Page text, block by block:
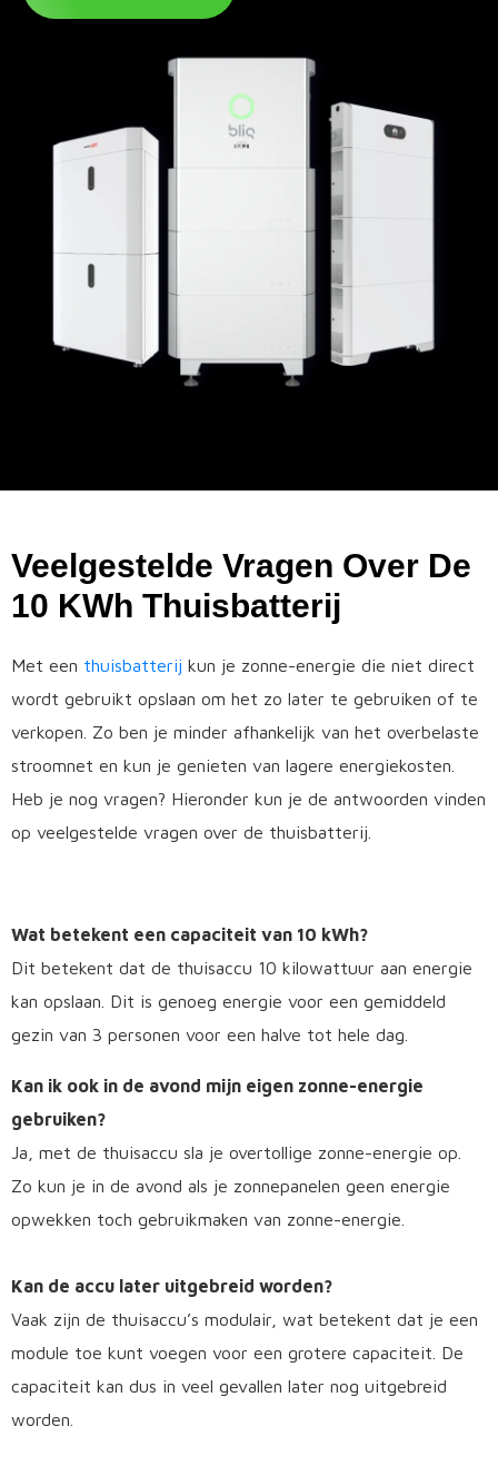
Veelgestelde Vragen Over De
10 KWh Thuisbatterij
Met een thuisbatterij kun je zonne-energie die niet direct
wordt gebruikt opslaan om het zo later te gebruiken of te
verkopen. Zo ben je minder afhankelijk van het overbelaste
stroomnet en kun je genieten van lagere energiekosten.
Heb je nog vragen? Hieronder kun je de antwoorden vinden
op veelgestelde vragen over de thuisbatterij.
Wat betekent een capaciteit van 10 kWh?
Dit betekent dat de thuisaccu 10 kilowattuur aan energie
kan opslaan. Dit is genoeg energie voor een gemiddeld
gezin van 3 personen voor een halve tot hele dag.
Kan ik ook in de avond mijn eigen zonne-energie
gebruiken?
Ja, met de thuisaccu sla je overtollige zonne-energie op.
Zo kun je in de avond als je zonnepanelen geen energie
opwekken toch gebruikmaken van zonne-energie.
Kan de accu later uitgebreid worden?
Vaak zijn de thuisaccu’s modulair, wat betekent dat je een
module toe kunt voegen voor een grotere capaciteit. De
capaciteit kan dus in veel gevallen later nog uitgebreid
worden.